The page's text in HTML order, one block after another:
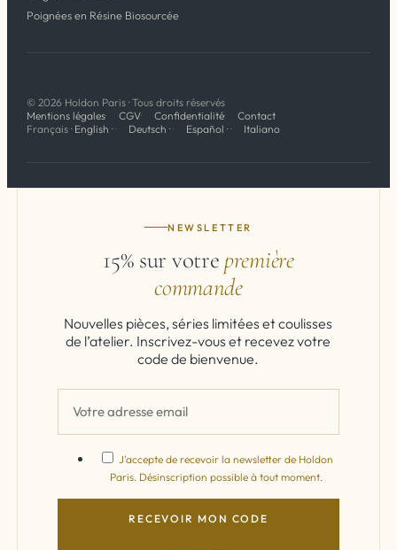
Poignées en Résine Biosourcée
© 2026 Holdon Paris · Tous droits réservés
Mentions légales
CGV Confidentialité
Contact
Français · English · Deutsch · Español · Italiano
NEWSLETTER
15% sur votre première
commande
Nouvelles pièces, séries limitées et coulisses
de l’atelier. Inscrivez-vous et recevez votre
code de bienvenue.
J'accepte de recevoir la newsletter de Holdon
Paris. Désinscription possible à tout moment.
RECEVOIR MON CODE